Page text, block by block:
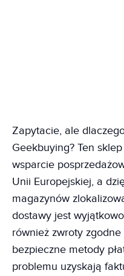
Zapytacie, ale
Geekbuying? Ten
wsparcie
Unii Europejskiej, a
magazynów
dostawy jest
również zwroty
bezpieczne metody
problemu uzyskają